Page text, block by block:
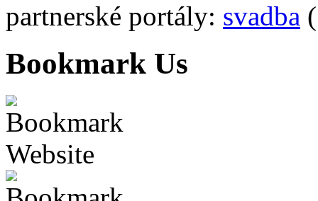
partnerské portály: svadba
Bookmark Us